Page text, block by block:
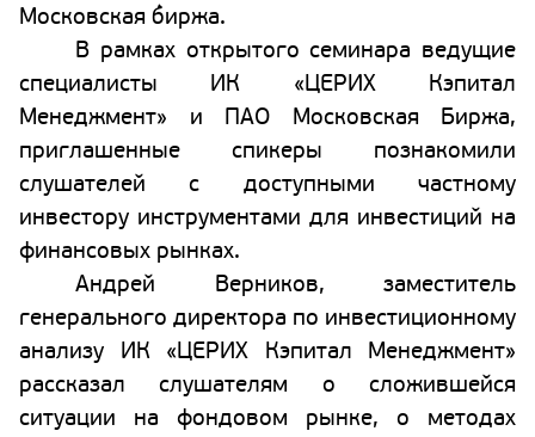
Московская биржа.
В рамках открытого семинара ведущие
специалисты ИК «ЦЕРИХ Кэпитал
Менеджмент» и ПАО Московская Биржа,
приглашенные спикеры познакомили
слушателей с доступными частному
инвестору инструментами для инвестиций на
финансовых рынках.
Андрей Верников, заместитель
генерального директора по инвестиционному
анализу ИК «ЦЕРИХ Кэпитал Менеджмент»
рассказал слушателям о сложившейся
ситуации на фондовом рынке, о методах